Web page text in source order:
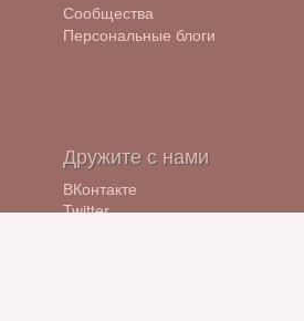
Сообщества
Персональные блоги
Дружите с нами
ВКонтакте
Twitter